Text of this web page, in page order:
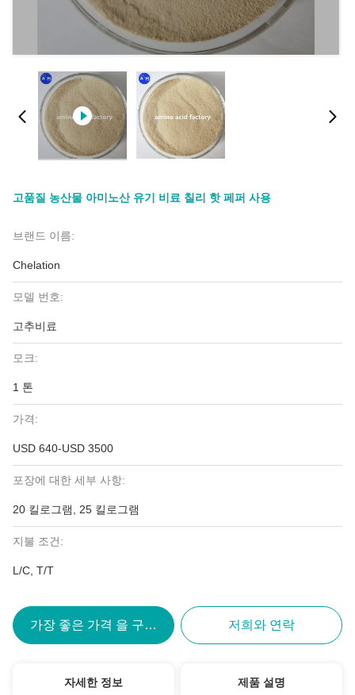
고품질 농산물 아미노산 유기 비료 칠리 핫 페퍼 사용
브랜드 이름:
Chelation
모델 번호:
고추비료
모크:
1 톤
가격:
USD 640-USD 3500
포장에 대한 세부 사항:
20 킬로그램, 25 킬로그램
지불 조건:
L/C, T/T
가장 좋은 가격 을 구하라 저희와 연락
자세한 정보 제품 설명